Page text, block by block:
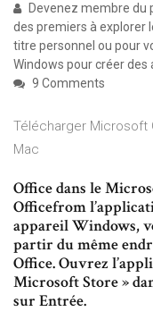
Devenez membre du
des premiers à explorer
titre personnel ou pour
Windows pour créer
9 Comments
Télécharger Microsoft
Mac
Office dans le
Officefrom
appareil Windows,
partir du même
Office. Ouvrez
Microsoft Store »
sur Entrée.